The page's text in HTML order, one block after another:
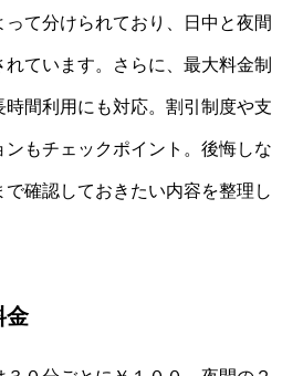
て分けられており、日中と夜間
ています。さらに、最大料金制
時間利用にも対応。割引制度や支
もチェックポイント。後悔しな
確認しておきたい内容を整理し
金